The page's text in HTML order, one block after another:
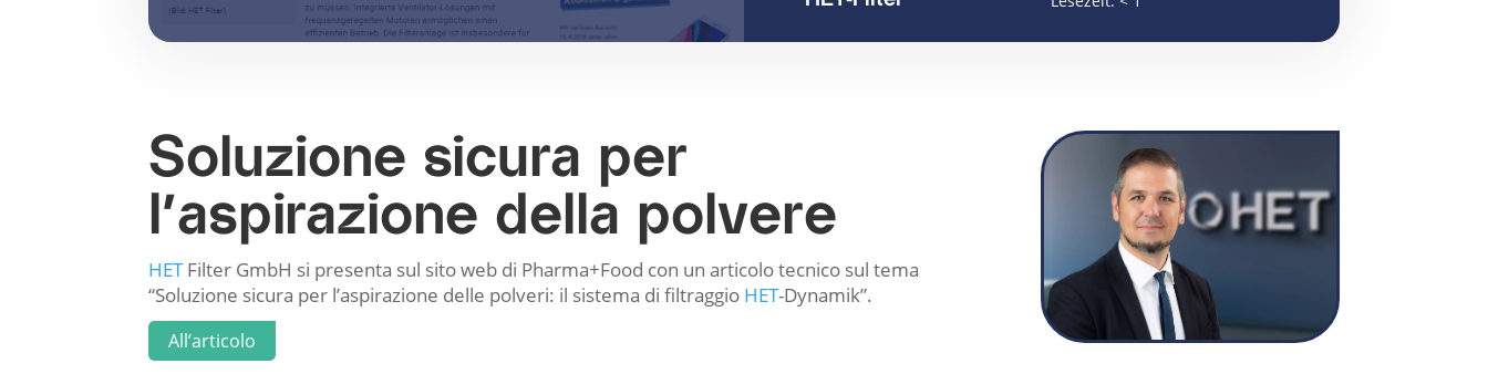
Soluzione sicura per
l’aspirazione della polvere
HETFilter GmbH si presenta sul sito web di Pharma+Food con un articolo tecnico sul tema
“Soluzione sicura per l’aspirazione delle polveri: il sistema di filtraggio HET-Dynamik”.
All’articolo
Christopher Muschiol
 +49 6047 9644-12
 +49 175 295 6466
cmuschiol@het-filter.de